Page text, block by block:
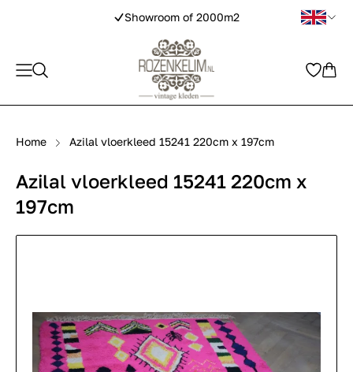
Showroom of 2000m2
Home Azilal vloerkleed 15241 220cm x 197cm
Azilal vloerkleed 15241 220cm x
197cm